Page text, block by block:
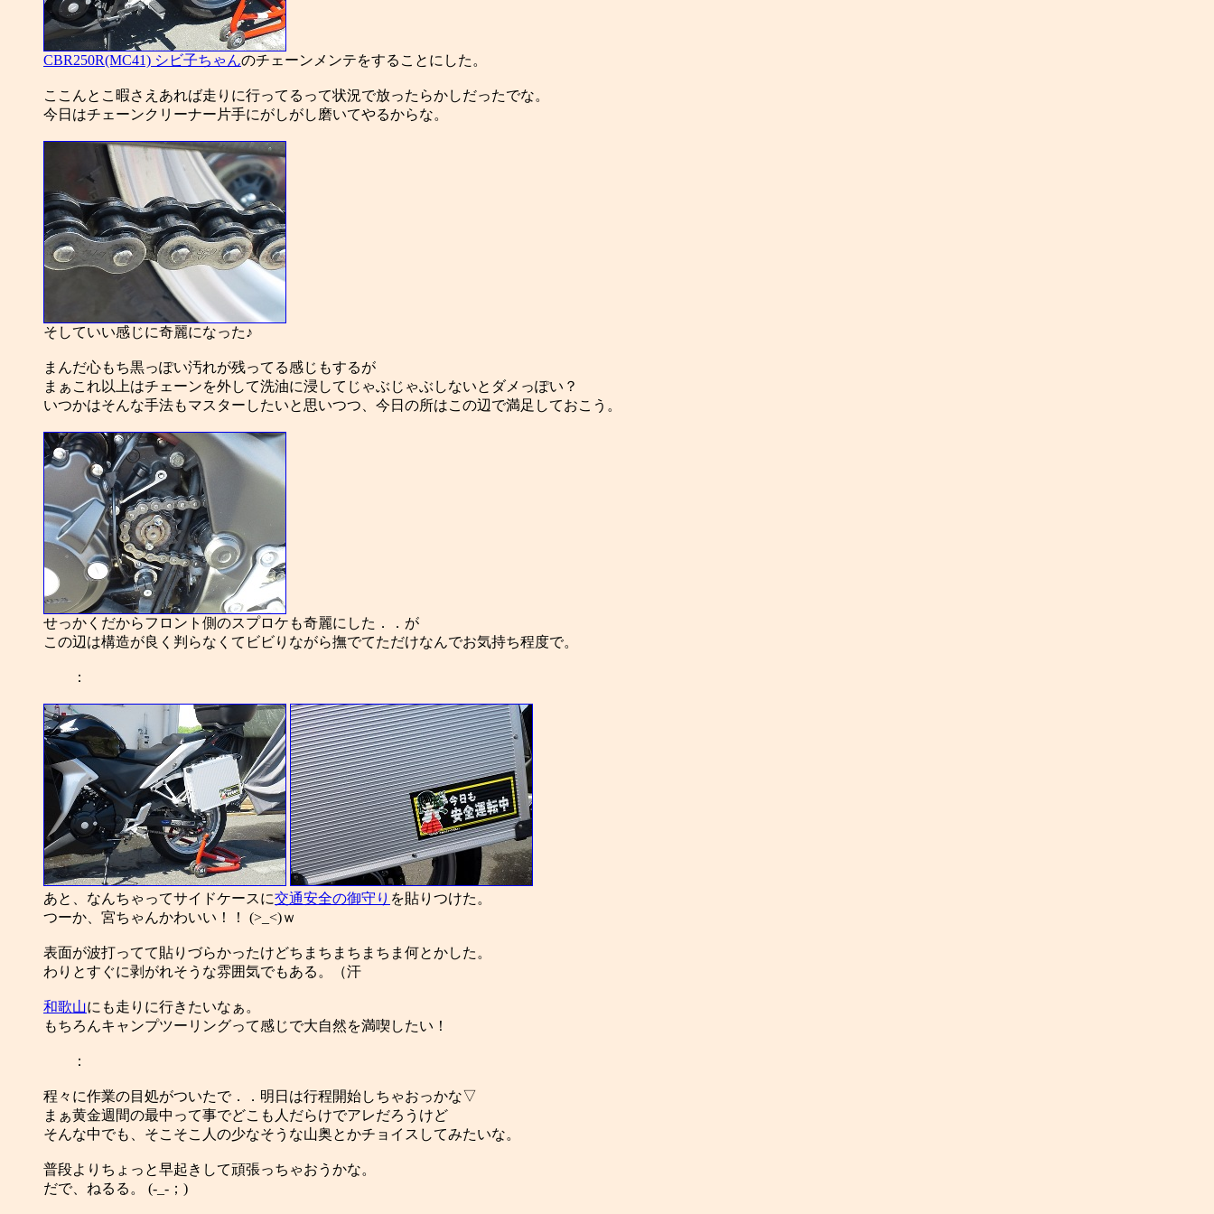
CBR250R(MC41) シビ子ちゃんのチェーンメンテをすることにした。
ここんとこ暇さえあれば走りに行ってるって状況で放ったらかしだったでな。
今日はチェーンクリーナー片手にがしがし磨いてやるからな。
そしていい感じに奇麗になった♪
まんだ心もち黒っぽい汚れが残ってる感じもするが
まぁこれ以上はチェーンを外して洗油に浸してじゃぶじゃぶしないとダメっぽい？
いつかはそんな手法もマスターしたいと思いつつ、今日の所はこの辺で満足しておこう。
せっかくだからフロント側のスプロケも奇麗にした．．が
この辺は構造が良く判らなくてビビりながら撫でてただけなんでお気持ち程度で。
：
あと、なんちゃってサイドケースに交通安全の御守り を貼りつけた。
つーか、宮ちゃんかわいい！！ (>_<)ｗ
表面が波打ってて貼りづらかったけどちまちまちまちま何とかした。
わりとすぐに剥がれそうな雰囲気でもある。（汗
和歌山にも走りに行きたいなぁ。
もちろんキャンプツーリングって感じで大自然を満喫したい！
：
程々に作業の目処がついたで．．明日は行程開始しちゃおっかな▽
まぁ黄金週間の最中って事でどこも人だらけでアレだろうけど
そんな中でも、そこそこ人の少なそうな山奥とかチョイスしてみたいな。
普段よりちょっと早起きして頑張っちゃおうかな。
だで、ねるる。 (-_-；)